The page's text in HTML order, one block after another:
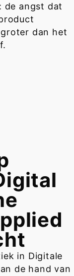
de angst dat
dan het
in Digitale
de hand van